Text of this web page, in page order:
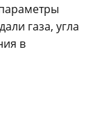
газа, угла
в